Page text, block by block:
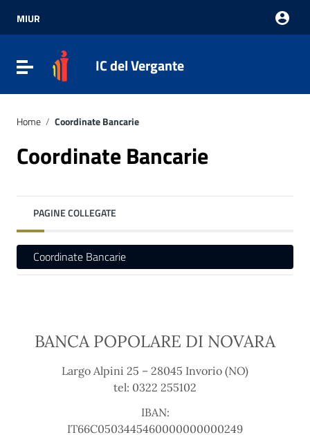
Vai al menu di navigazione
Vai al footer
MIUR
Attiva / disattiva la navigazione
IC del Vergante
Home / Coordinate Bancarie
Coordinate Bancarie
PAGINE COLLEGATE
Coordinate Bancarie
BANCA POPOLARE DI NOVARA
Largo Alpini 25 – 28045 Invorio (NO)
tel: 0322 255102
IBAN:
IT66C0503445460000000000249